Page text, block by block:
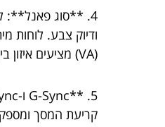
(VA) מציעים איזון בין השניים.
קריעת המסך